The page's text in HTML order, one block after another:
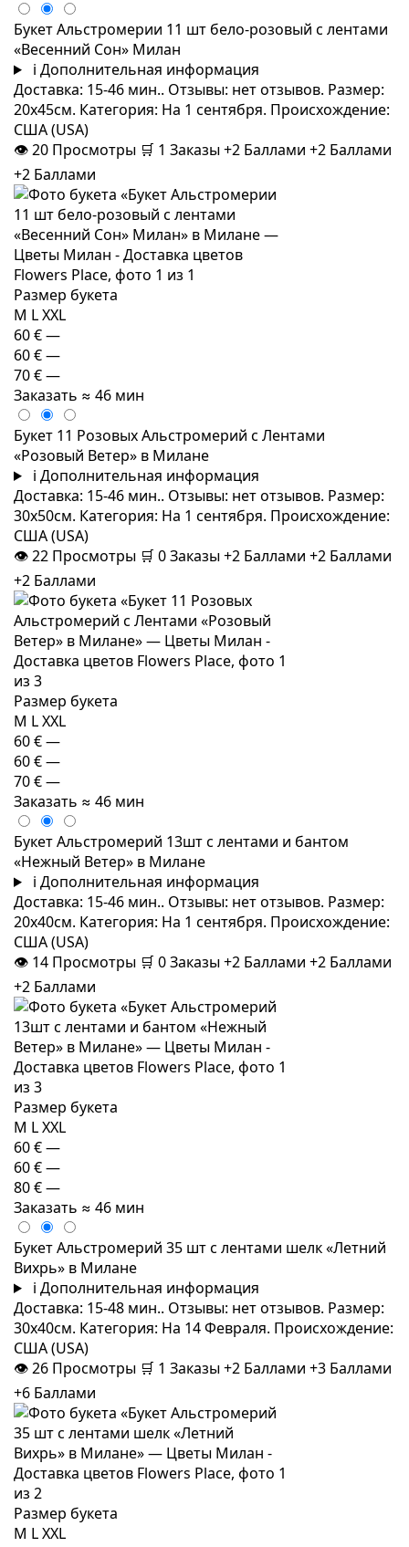
Букет Альстромерии 11 шт бело-розовый с лентами
«Весенний Сон» Милан
i Дополнительная информация
Доставка: 15-46 мин.. Отзывы: нет отзывов. Размер:
20x45см. Категория: На 1 сентября. Происхождение:
США (USA)
👁20 Просмотры 🛒 1 Заказы+2 Баллами +2 Баллами
+2 Баллами
Размер букета
M LXXL
60 €—
60 €—
70 €—
Заказать ≈ 46 мин
Букет 11 Розовых Альстромерий с Лентами
«Розовый Ветер» в Милане
i Дополнительная информация
Доставка: 15-46 мин.. Отзывы: нет отзывов. Размер:
30x50см. Категория: На 1 сентября. Происхождение:
США (USA)
👁22 Просмотры 🛒 0Заказы+2 Баллами +2 Баллами
+2 Баллами
Размер букета
M LXXL
60 €—
60 €—
70 €—
Заказать ≈ 46 мин
Букет Альстромерий 13шт с лентами и бантом
«Нежный Ветер» в Милане
i Дополнительная информация
Доставка: 15-46 мин.. Отзывы: нет отзывов. Размер:
20x40см. Категория: На 1 сентября. Происхождение:
США (USA)
👁 14 Просмотры 🛒 0Заказы+2 Баллами +2 Баллами
+2 Баллами
Размер букета
M LXXL
60 €—
60 €—
80 €—
Заказать ≈ 46 мин
Букет Альстромерий 35 шт с лентами шелк «Летний
Вихрь» в Милане
i Дополнительная информация
Доставка: 15-48 мин.. Отзывы: нет отзывов. Размер:
30x40см. Категория: На 14 Февраля. Происхождение:
США (USA)
👁26 Просмотры 🛒 1 Заказы+2 Баллами +3 Баллами
+6 Баллами
Размер букета
M LXXL